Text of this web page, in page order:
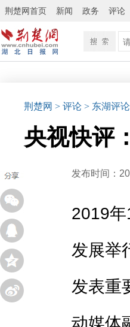
荆楚网首页 新闻 政务 评论
荆楚网 > 评论 > 东湖评论
央视快评
发布时间：
2019
发展举
发表重
动媒体